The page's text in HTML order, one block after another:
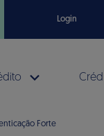
Login
Forte